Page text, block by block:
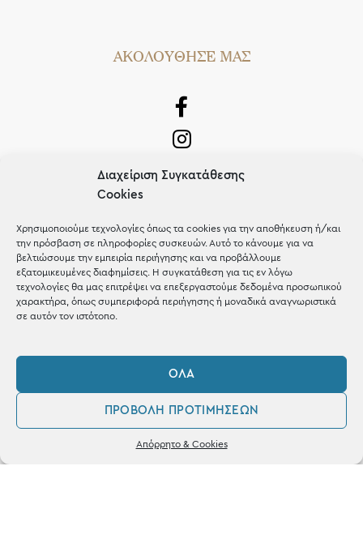
Διαχείριση Συγκατάθεσης
Cookies
Χρησιμοποιούμε τεχνολογίες όπως τα cookies για την αποθήκευση ή/και
την πρόσβαση σε πληροφορίες συσκευών. Αυτό το κάνουμε για να
βελτιώσουμε την εμπειρία περιήγησης και να προβάλλουμε
εξατομικευμένες διαφημίσεις. Η συγκατάθεση για τις εν λόγω
τεχνολογίες θα μας επιτρέψει να επεξεργαστούμε δεδομένα προσωπικού
χαρακτήρα, όπως συμπεριφορά περιήγησης ή μοναδικά αναγνωριστικά
σε αυτόν τον ιστότοπο.
ΌΛΑ
ΠΡΟΒΟΛΉ ΠΡΟΤΙΜΉΣΕΩΝ
Απόρρητο & Cookies
AΚΟΛΟΥΘΗΣΕ ΜΑΣ
OUR RECIPE
Blog
Shop the look
Φίλτρα
0